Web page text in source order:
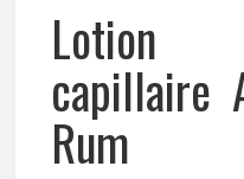
Lotion
capillaire
Rum